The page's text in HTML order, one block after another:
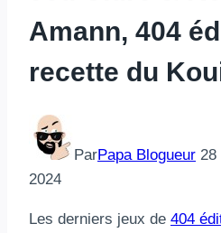
Amann, 404
recette du
ParPapa Blogueur 28
2024
Les derniers jeux de 404